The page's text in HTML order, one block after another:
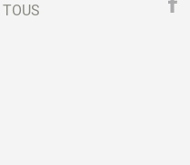
частини з'єднані між